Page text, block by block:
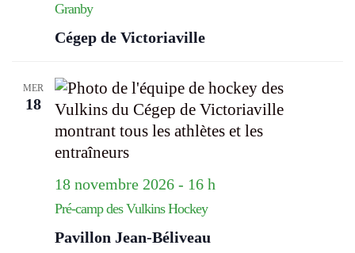
Granby
Cégep de Victoriaville
MER
18
18 novembre 2026 - 16 h
Pré-camp des Vulkins Hockey
Pavillon Jean-Béliveau